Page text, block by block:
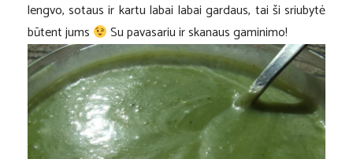
lengvo, sotaus ir kartu labai labai gardaus, tai ši sriubytė
būtent jums
Su pavasariu ir skanaus gaminimo!